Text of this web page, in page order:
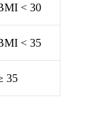
< 30
< 35
35